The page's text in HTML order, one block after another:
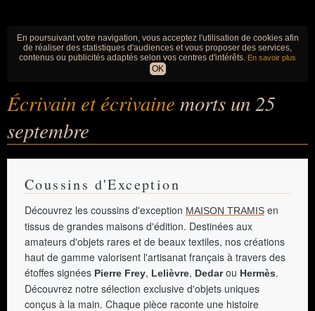
En poursuivant votre navigation, vous acceptez l'utilisation de cookies afin
de réaliser des statistiques d'audiences et vous proposer des services,
contenus ou publicités adaptés selon vos centres d'intérêts. En savoir plus
OK
Écrivain et écrivaine morts un 25
septembre
Coussins d'Exception
Découvrez les coussins d'exception MAISON TRAMIS en
tissus de grandes maisons d'édition. Destinées aux
amateurs d'objets rares et de beaux textiles, nos créations
haut de gamme valorisent l'artisanat français à travers des
étoffes signées Pierre Frey, Lelièvre, Dedarou Hermès.
Découvrez notre sélection exclusive d'objets uniques
conçus à la main. Chaque pièce raconte une histoire